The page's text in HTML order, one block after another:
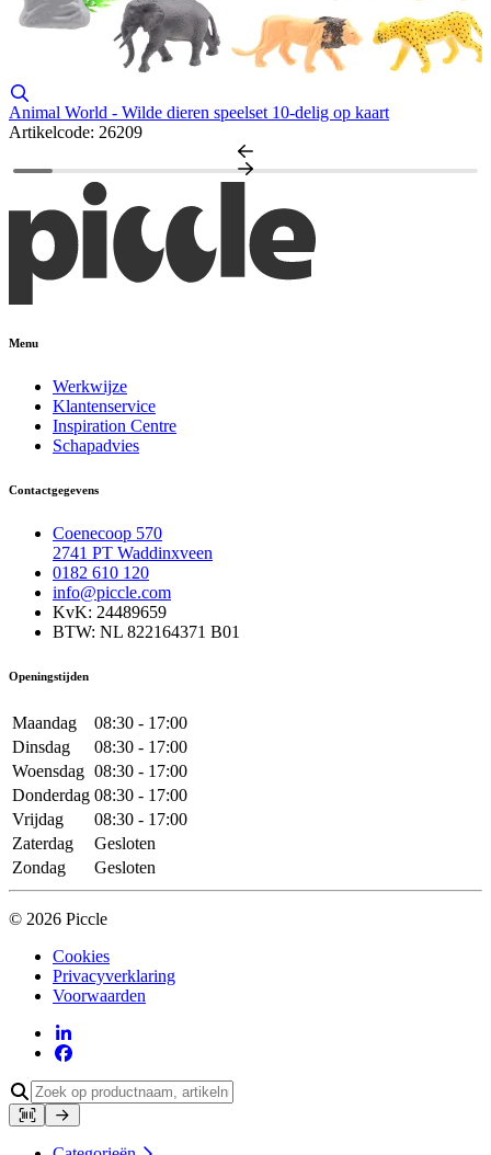
Animal World - Wilde dieren speelset 10-delig op kaart
Artikelcode: 26209
Menu
Werkwijze
Klantenservice
Inspiration Centre
Schapadvies
Contactgegevens
Coenecoop 570
2741 PT Waddinxveen
0182 610 120
info@piccle.com
KvK: 24489659
BTW: NL 822164371 B01
Openingstijden
Maandag
08:30 - 17:00
Dinsdag
08:30 - 17:00
Woensdag 08:30 - 17:00
Donderdag 08:30 - 17:00
Vrijdag
08:30 - 17:00
Zaterdag
Gesloten
Zondag
Gesloten
© 2026 Piccle
Cookies
Privacyverklaring
Voorwaarden